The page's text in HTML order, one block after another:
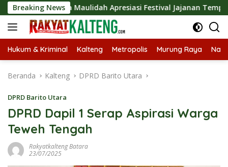
Langsung
ke
konten
Breaking News
Dina Maulidah Apresiasi Festival Jajanan Tempo Dulu,
Hukum & Kriminal Kalteng Metropolis Murung Raya
Beranda Kalteng DPRD Barito Utara
DPRD Barito Utara
DPRD Dapil 1 Serap Aspirasi Warga
Teweh Tengah
Rakyatkalteng Batara
23/07/2025